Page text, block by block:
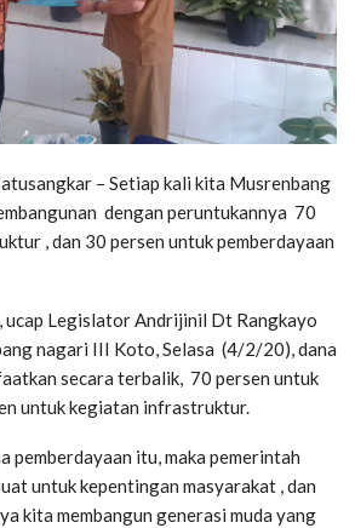
– Setiap kali kita Musrenbang
dengan peruntukannya 70
, dan 30 persen untuk pemberdayaan
ucap Legislator Andrijinil Dt Rangkayo
nagari III Koto, Selasa (4/2/20), dana
secara terbalik, 70 persen untuk
untuk kegiatan infrastruktur.
pemberdayaan itu, maka pemerintah
untuk kepentingan masyarakat , dan
kita membangun generasi muda yang